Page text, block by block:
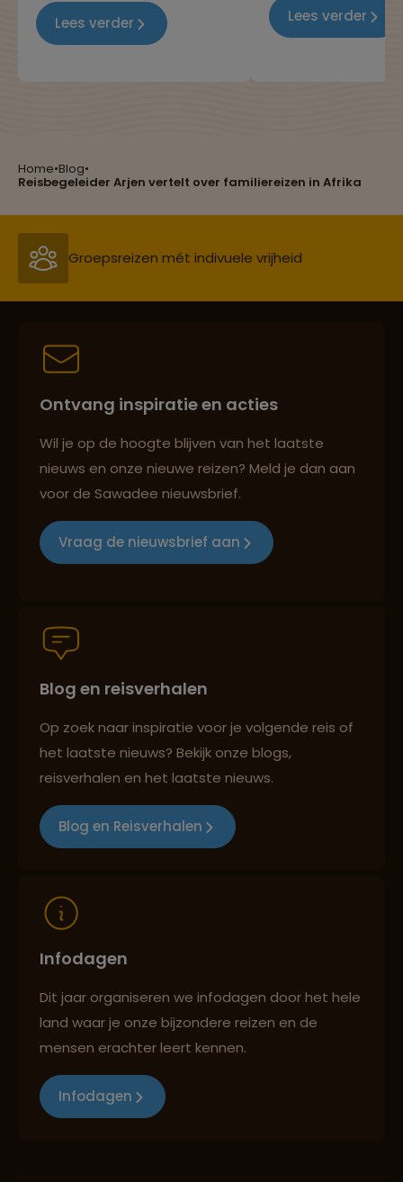
Home•Blog•
Reisbegeleider Arjen vertelt over familiereizen in Afrika
geheel onbelangrijk: de
nationale cocktails! In dit
Lees verder
overal op de
Maar heb jij je ooit
Lees verder
Reizen met oog voor mens, cultuur en milieu
Groepsreizen mét indivuele vrijheid
Persoonlijk en deskundig reisadvies
Reizen met oog voor mens, cultuur en milieu
Persoonlijk en deskundig reisadvies
Best beoordeelde reisroutes
Ontvang inspiratie en acties
Wil je op de hoogte blijven van het laatste
nieuws en onze nieuwe reizen? Meld je dan aan
voor de Sawadee nieuwsbrief.
Vraag de nieuwsbrief aan
Blog en reisverhalen
Op zoek naar inspiratie voor je volgende reis of
het laatste nieuws? Bekijk onze blogs,
reisverhalen en het laatste nieuws.
Blog en Reisverhalen
Infodagen
Dit jaar organiseren we infodagen door het hele
land waar je onze bijzondere reizen en de
mensen erachter leert kennen.
Infodagen